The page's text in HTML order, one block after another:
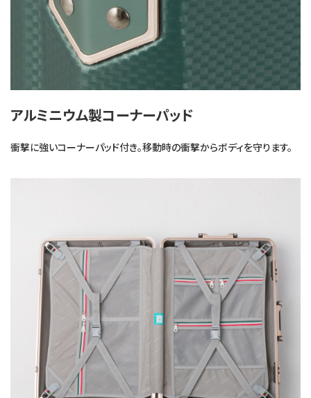
アルミニウム製コーナーパッド
衝撃に強いコーナーパッド付き。移動時の衝撃からボディを守ります。